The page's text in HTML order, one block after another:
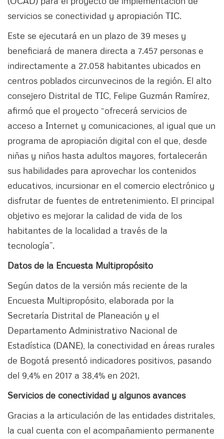
servicios se conectividad y apropiación TIC.
Este se ejecutará en un plazo de 39 meses y
beneficiará de manera directa a 7.457 personas e
indirectamente a 27.058 habitantes ubicados en
centros poblados circunvecinos de la región. El alto
consejero Distrital de TIC, Felipe Guzmán Ramírez,
afirmó que el proyecto “ofrecerá servicios de
acceso a Internet y comunicaciones, al igual que un
programa de apropiación digital con el que, desde
niñas y niños hasta adultos mayores, fortalecerán
sus habilidades para aprovechar los contenidos
educativos, incursionar en el comercio electrónico y
disfrutar de fuentes de entretenimiento. El principal
objetivo es mejorar la calidad de vida de los
habitantes de la localidad a través de la
tecnología”.
Datos de la Encuesta Multipropósito
Según datos de la versión más reciente de la
Encuesta Multipropósito, elaborada por la
Secretaría Distrital de Planeación y el
Departamento Administrativo Nacional de
Estadística (DANE), la conectividad en áreas rurales
de Bogotá presentó indicadores positivos, pasando
del 9,4% en 2017 a 38,4% en 2021.
Servicios de conectividad y algunos avances
Gracias a la articulación de las entidades distritales,
la cual cuenta con el acompañamiento permanente